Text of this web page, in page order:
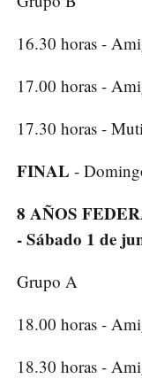
16.30 horas -
17.00 horas -
17.30 horas -
FINAL -
8 AÑOS
- Sábado 1 de
Grupo A
18.00 horas -
18.30 horas -